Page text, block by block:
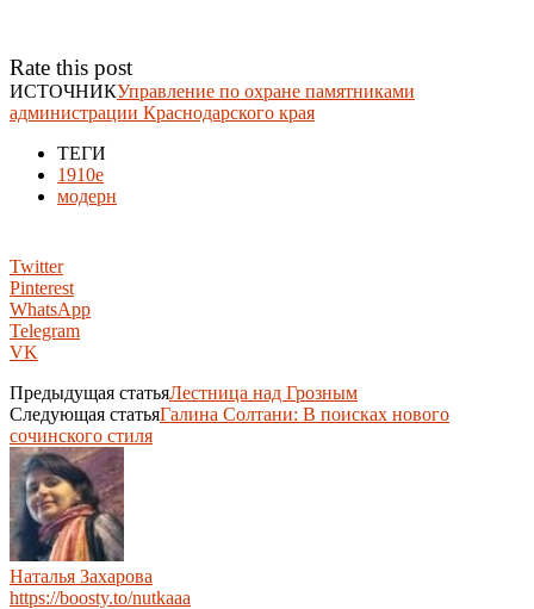
Rate this post
ИСТОЧНИКУправление по охране памятниками
администрации Краснодарского края
ТЕГИ
1910е
модерн
Twitter
Pinterest
WhatsApp
Telegram
VK
Предыдущая статьяЛестница над Грозным
Следующая статьяГалина Солтани: В поисках нового
сочинского стиля
Наталья Захарова
https://boosty.to/nutkaaa